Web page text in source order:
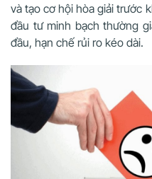
và tạo cơ hội hòa giải trước
đầu tư minh bạch thường
đầu, hạn chế rủi ro kéo dài.